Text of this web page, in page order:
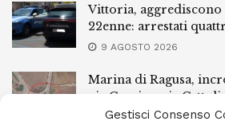
Gestisci Consenso
Vittoria, aggrediscono
22enne: arrestati
9 AGOSTO 2026
Marina di Ragusa,
via Cervia e via
9 AGOSTO 2026